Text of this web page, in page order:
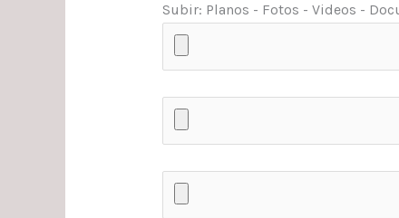
Subir: Planos - Fotos - Videos -